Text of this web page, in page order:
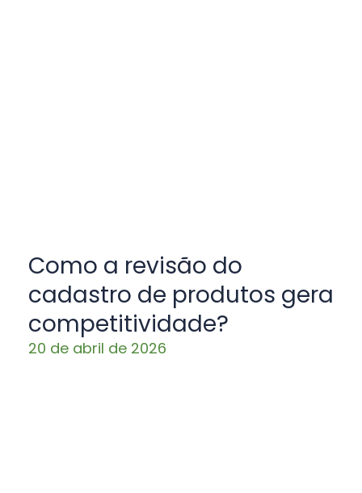
Como a revisão do
cadastro de produtos gera
competitividade?
20 de abril de 2026